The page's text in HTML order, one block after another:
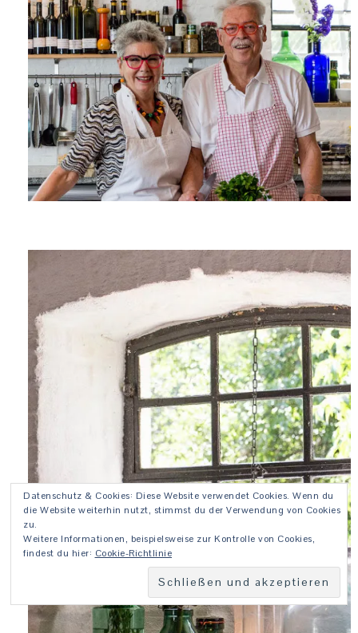
Datenschutz & Cookies: Diese Website verwendet Cookies. Wenn du
die Website weiterhin nutzt, stimmst du der Verwendung von Cookies
zu.
Weitere Informationen, beispielsweise zur Kontrolle von Cookies,
findest du hier: Cookie-Richtlinie